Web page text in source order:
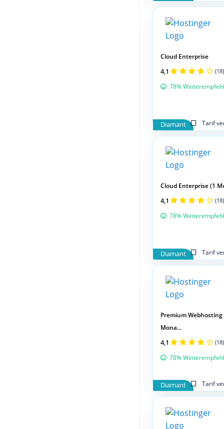
Diamant Tarif
Cloud Enterprise
4,1 (18)
78%
Diamant Tarif
Cloud Enterprise (1
4,1 (18)
78%
Diamant Tarif
Premium Webhosting
Mona...
4,1 (18)
78%